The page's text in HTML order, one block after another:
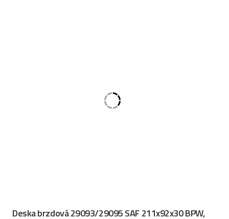
Deska brzdová 29093/29095 SAF 211x92x30 BPW,